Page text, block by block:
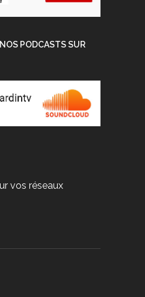
PODCASTS SUR
vos réseaux